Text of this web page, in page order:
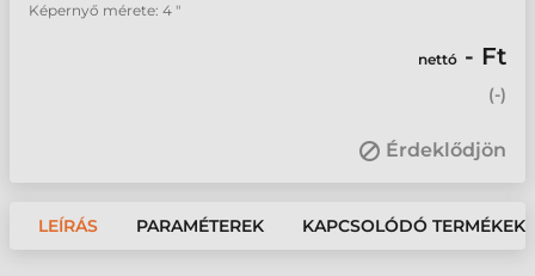
Képernyő mérete: 4 "
nettó - Ft
(-)
Érdeklődjön
LEÍRÁS PARAMÉTEREK KAPCSOLÓDÓ TERMÉKEK